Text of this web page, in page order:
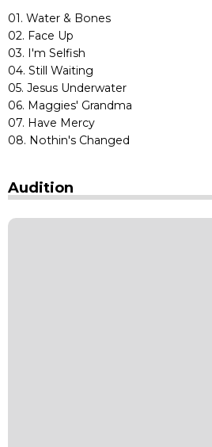
01. Water & Bones
02. Face Up
03. I'm Selfish
04. Still Waiting
05. Jesus Underwater
06. Maggies' Grandma
07. Have Mercy
08. Nothin's Changed
Audition